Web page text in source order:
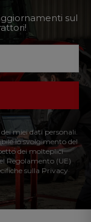
sul
miei dati personali.
lo svolgimento del
dei molteplici
Regolamento (UE)
sulla Privacy